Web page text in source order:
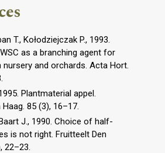
T., Kołodziejczak P., 1993.
as a branching agent for
nursery and orchards. Acta Hort.
Plantmaterial appel.
85 (3), 16–17.
J., 1990. Choice of half-
is not right. Fruitteelt Den
22–23.